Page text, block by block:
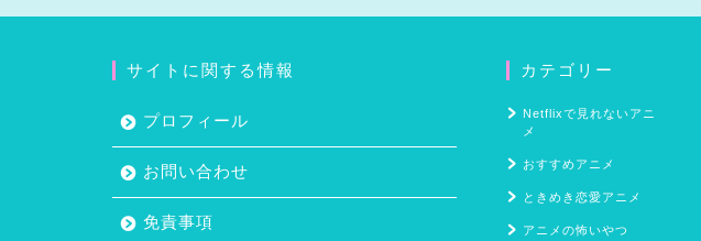
サイトに関する情報
プロフィール
お問い合わせ
免責事項
カテゴリー
Netflixで見れないアニ
メ
おすすめアニメ
ときめき恋愛アニメ
アニメの怖いやつ